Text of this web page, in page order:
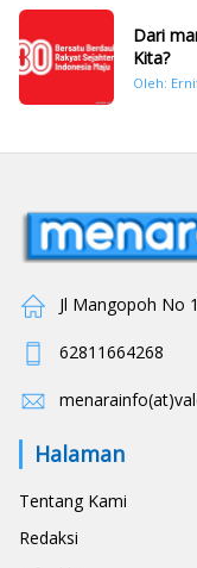
Dari
Kita?
Oleh:
Jl Mangopoh No
62811664268
Halaman
Tentang Kami
Redaksi